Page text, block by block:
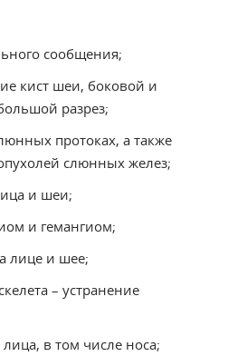
сообщения;
кист шеи, боковой и
разрез;
протоках, а также
слюнных желез;
и шеи;
и гемангиом;
лице и шее;
– устранение
в том числе носа;